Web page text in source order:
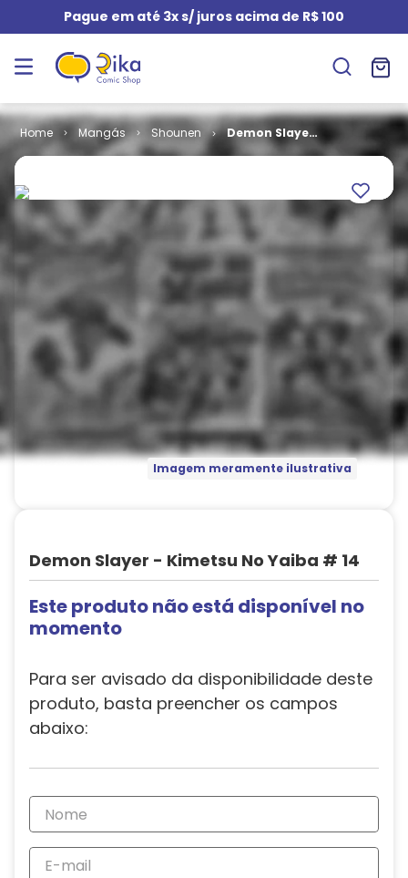
Pague em até 3x s/ juros acima de R$ 100
Mangás Shounen
Demon Slayer
- Kimetsu No
Imagem meramente ilustrativa
Demon Slayer - Kimetsu No Yaiba # 14
Este produto não está disponível no
momento
Para ser avisado da disponibilidade deste
produto, basta preencher os campos
abaixo: